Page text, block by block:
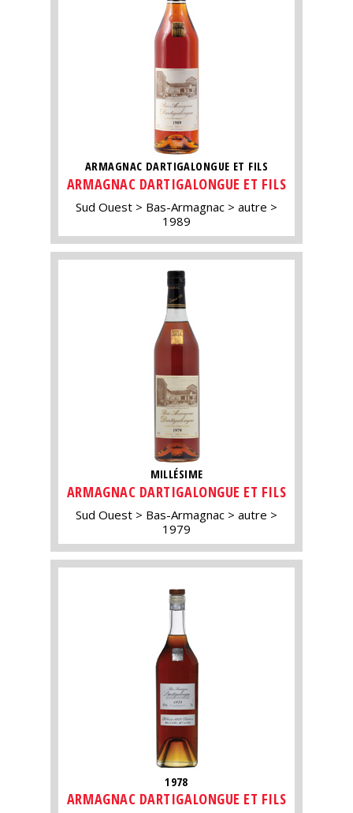
ARMAGNAC DARTIGALONGUE ET FILS
ARMAGNAC DARTIGALONGUE ET FILS
Sud Ouest Bas-Armagnac
autre
1989
MILLÉSIME
ARMAGNAC DARTIGALONGUE ET FILS
Sud Ouest Bas-Armagnac
autre
1979
1978
ARMAGNAC DARTIGALONGUE ET FILS